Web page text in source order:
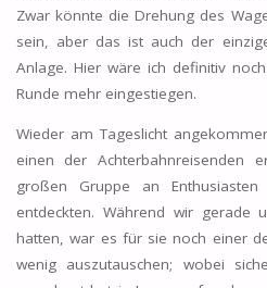
Zwar könnte die Drehung des
sein, aber das ist auch der
Anlage. Hier wäre ich definitiv
Runde mehr eingestiegen.
Wieder am Tageslicht
einen der Achterbahnreisenden
großen Gruppe an
entdeckten. Während wir gerade
hatten, war es für sie noch einer
wenig auszutauschen; wobei